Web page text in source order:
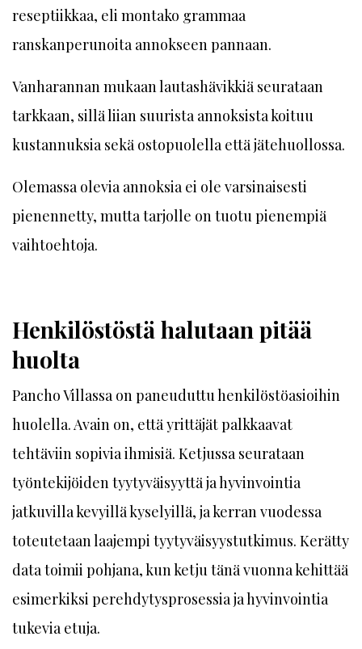
reseptiikkaa, eli montako grammaa
ranskanperunoita annokseen pannaan.
Vanharannan mukaan lautashävikkiä seurataan
tarkkaan, sillä liian suurista annoksista koituu
kustannuksia sekä ostopuolella että jätehuollossa.
Olemassa olevia annoksia ei ole varsinaisesti
pienennetty, mutta tarjolle on tuotu pienempiä
vaihtoehtoja.
Henkilöstöstä halutaan pitää
huolta
Pancho Villassa on paneuduttu henkilöstöasioihin
huolella. Avain on, että yrittäjät palkkaavat
tehtäviin sopivia ihmisiä. Ketjussa seurataan
työntekijöiden tyytyväisyyttä ja hyvinvointia
jatkuvilla kevyillä kyselyillä, ja kerran vuodessa
toteutetaan laajempi tyytyväisyystutkimus. Kerätty
data toimii pohjana, kun ketju tänä vuonna kehittää
esimerkiksi perehdytysprosessia ja hyvinvointia
tukevia etuja.